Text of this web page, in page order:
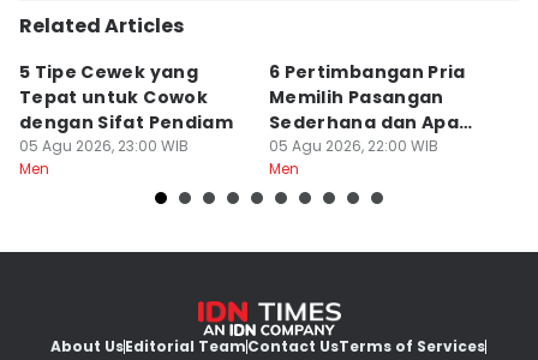
Related Articles
5 Tipe Cewek yang
Tepat untuk Cowok
dengan Sifat Pendiam
05 Agu 2026, 23:00 WIB
Men
6 Pertimbangan Pria
Memilih Pasangan
Sederhana dan Apa
Adanya
05 Agu 2026, 22:00 WIB
Men
About UsEditorial TeamContact UsTerms of Services